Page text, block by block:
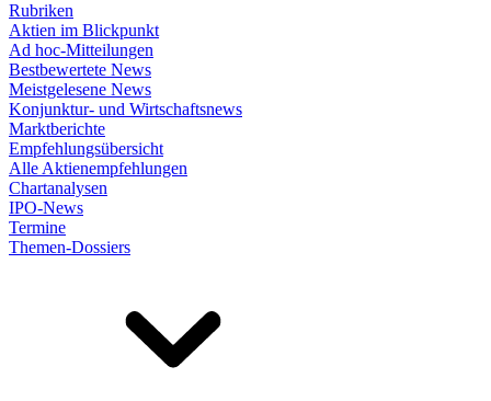
Rubriken
Aktien im Blickpunkt
Ad hoc-Mitteilungen
Bestbewertete News
Meistgelesene News
Konjunktur- und Wirtschaftsnews
Marktberichte
Empfehlungsübersicht
Alle Aktienempfehlungen
Chartanalysen
IPO-News
Termine
Themen-Dossiers